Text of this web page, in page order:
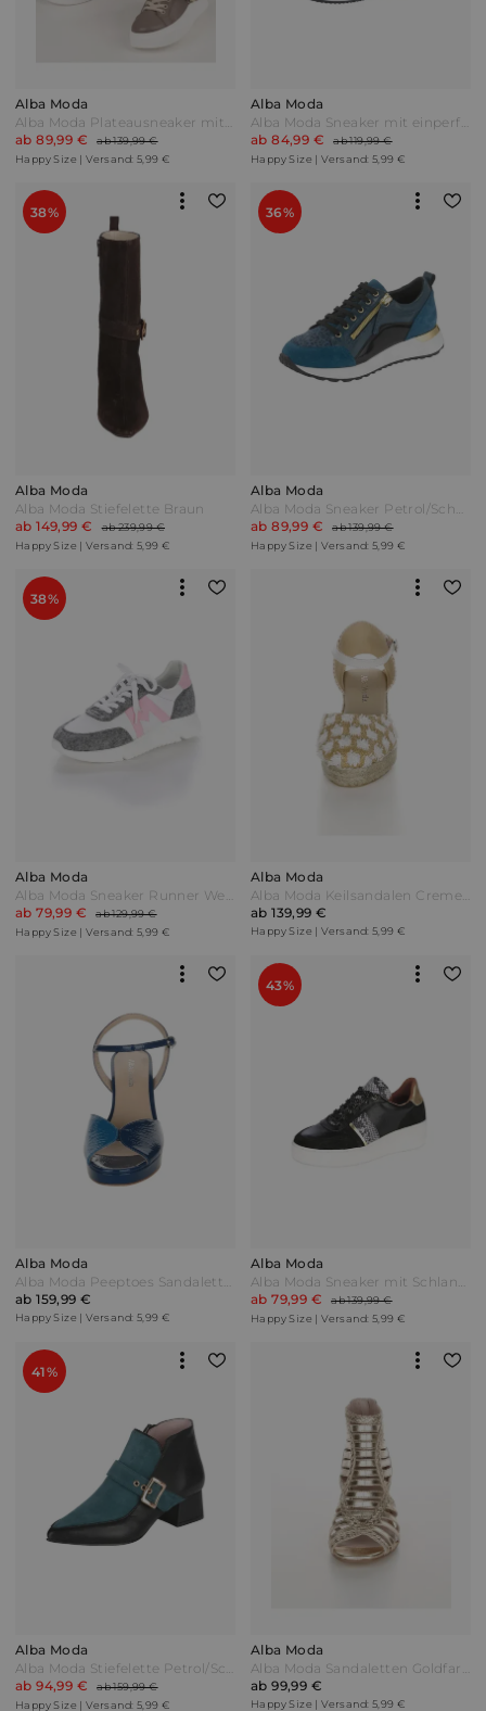
Alba Moda
Alba Moda Plateausneaker mit funkelnden Ziersteinen Taupe Grau
ab 89,99 €
ab 139,99 €
Happy Size | Versand: 5,99 €
Alba Moda
Alba Moda Sneaker mit einperforierten Markeninitialien Weiß/Schwarz
ab 84,99 €
ab 119,99 €
Happy Size | Versand: 5,99 €
38%
Alba Moda
Alba Moda Stiefelette Braun
ab 149,99 €
ab 239,99 €
Happy Size | Versand: 5,99 €
36%
Alba Moda
Alba Moda Sneaker Petrol/Schwarz Blau
ab 89,99 €
ab 139,99 €
Happy Size | Versand: 5,99 €
38%
Alba Moda
Alba Moda Sneaker Runner Weiß/Grau/Rosé
ab 79,99 €
ab 129,99 €
Happy Size | Versand: 5,99 €
Alba Moda
Alba Moda Keilsandalen Creme-Weiß/Beige
ab 139,99 €
Happy Size | Versand: 5,99 €
Alba Moda
Alba Moda Peeptoes Sandalette Marineblau/Hellblau
ab 159,99 €
Happy Size | Versand: 5,99 €
43%
Alba Moda
Alba Moda Sneaker mit Schlangenakzente Schwarz/Goldfarben
ab 79,99 €
ab 139,99 €
Happy Size | Versand: 5,99 €
41%
Alba Moda
Alba Moda Stiefelette Petrol/Schwarz Blau
ab 94,99 €
ab 159,99 €
Happy Size | Versand: 5,99 €
Alba Moda
Alba Moda Sandaletten Goldfarben
ab 99,99 €
Happy Size | Versand: 5,99 €